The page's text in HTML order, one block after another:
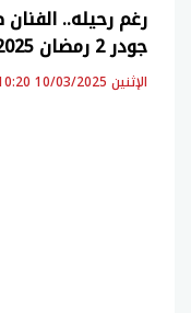
رغم رحيله..
جودر 2 رمضان 2025
الإثنين 10/03/2025 10:20 م